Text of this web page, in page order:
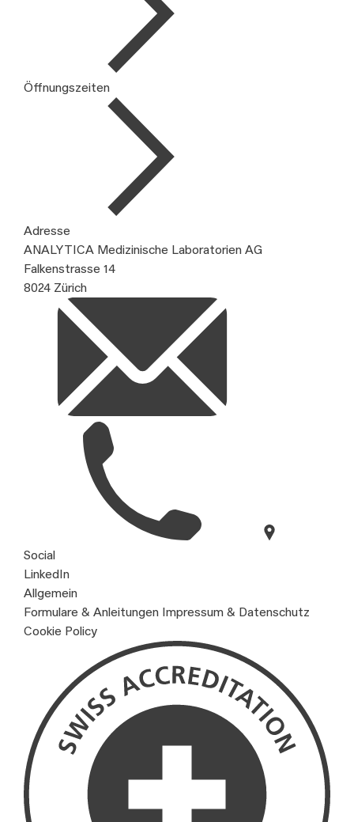
Öffnungszeiten
Adresse
ANALYTICA Medizinische Laboratorien AG
Falkenstrasse 14
8024 Zürich
Social
LinkedIn
Allgemein
Formulare & Anleitungen Impressum & Datenschutz
Cookie Policy